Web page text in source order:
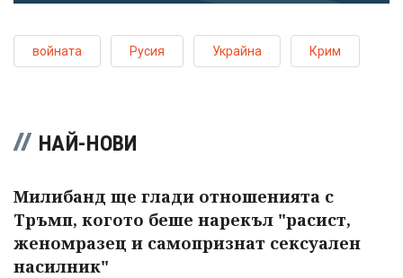
войната Русия Украйна Крим
НАЙ-НОВИ
Милибанд ще глади отношенията с
Тръмп, когото беше нарекъл "расист,
женомразец и самопризнат сексуален
насилник"